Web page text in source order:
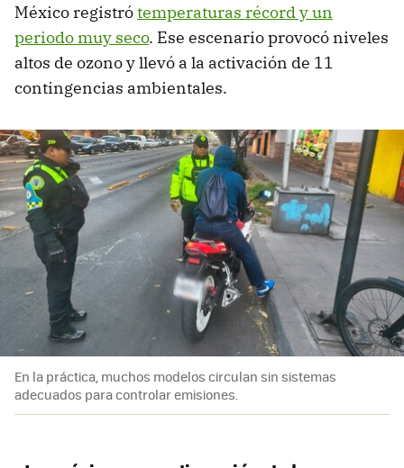
México registrótemperaturas récord y un
periodo muy seco. Ese escenario provocó niveles
altos de ozono y llevó a la activación de 11
contingencias ambientales.
En la práctica, muchos modelos circulan sin sistemas
adecuados para controlar emisiones.